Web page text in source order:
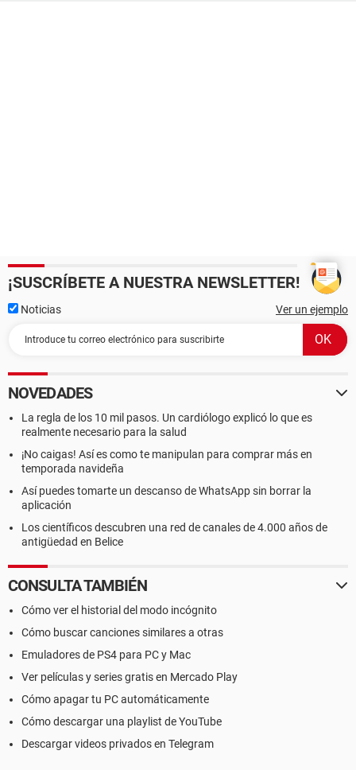
¡SUSCRÍBETE A NUESTRA NEWSLETTER!
Noticias Ver un ejemplo
NOVEDADES
La regla de los 10 mil pasos. Un cardiólogo explicó lo que es
realmente necesario para la salud
¡No caigas! Así es como te manipulan para comprar más en
temporada navideña
Así puedes tomarte un descanso de WhatsApp sin borrar la
aplicación
Los científicos descubren una red de canales de 4.000 años de
antigüedad en Belice
CONSULTA TAMBIÉN
Cómo ver el historial del modo incógnito
Cómo buscar canciones similares a otras
Emuladores de PS4 para PC y Mac
Ver películas y series gratis en Mercado Play
Cómo apagar tu PC automáticamente
Cómo descargar una playlist de YouTube
Descargar videos privados en Telegram